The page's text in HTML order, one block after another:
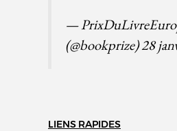
—
(@bookprize)28
LIENS RAPIDES